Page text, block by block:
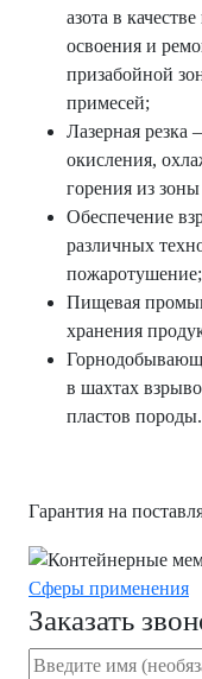
азота в
освоения и
призабойной
примесей;
Лазерная резка
окисления,
горения из зоны
Обеспечение
различных
пожаротушение;
Пищевая
хранения
в шахтах
пластов породы.
Гарантия на
Сферы применения
Заказать